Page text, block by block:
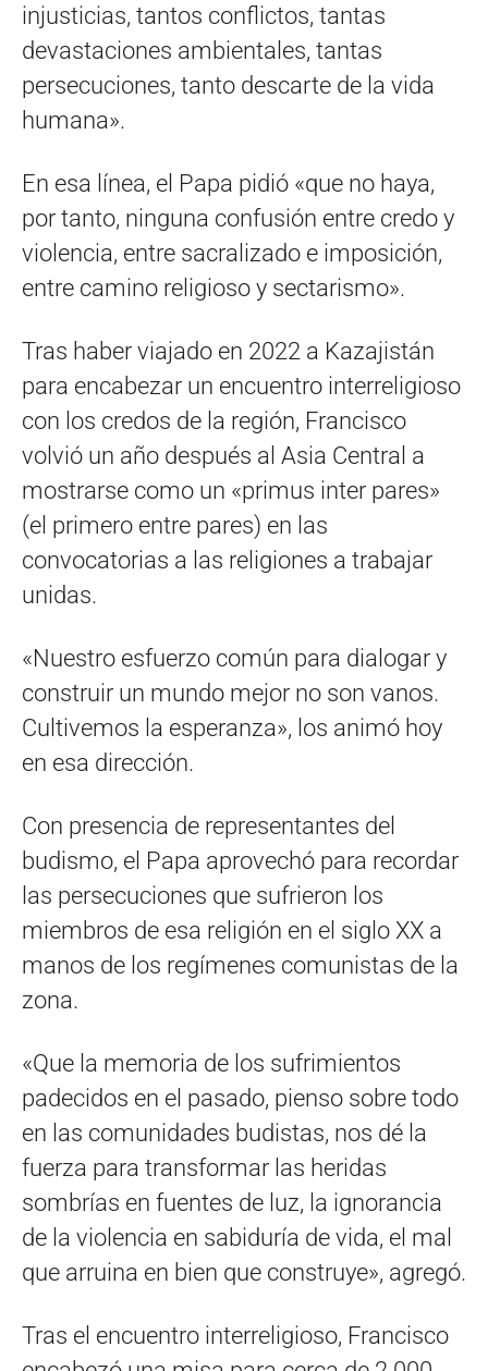
injusticias, tantos conflictos, tantas
devastaciones ambientales, tantas
persecuciones, tanto descarte de la vida
humana».
En esa línea, el Papa pidió «que no haya,
por tanto, ninguna confusión entre credo y
violencia, entre sacralizado e imposición,
entre camino religioso y sectarismo».
Tras haber viajado en 2022 a Kazajistán
para encabezar un encuentro interreligioso
con los credos de la región, Francisco
volvió un año después al Asia Central a
mostrarse como un «primus inter pares»
(el primero entre pares) en las
convocatorias a las religiones a trabajar
unidas.
«Nuestro esfuerzo común para dialogar y
construir un mundo mejor no son vanos.
Cultivemos la esperanza», los animó hoy
en esa dirección.
Con presencia de representantes del
budismo, el Papa aprovechó para recordar
las persecuciones que sufrieron los
miembros de esa religión en el siglo XX a
manos de los regímenes comunistas de la
zona.
«Que la memoria de los sufrimientos
padecidos en el pasado, pienso sobre todo
en las comunidades budistas, nos dé la
fuerza para transformar las heridas
sombrías en fuentes de luz, la ignorancia
de la violencia en sabiduría de vida, el mal
que arruina en bien que construye», agregó.
Tras el encuentro interreligioso, Francisco